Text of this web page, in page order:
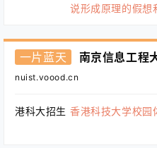
说形成原理的假想
一片蓝天 南京信息工程
nuist.voood.cn
港科大招生 香港科技大学校